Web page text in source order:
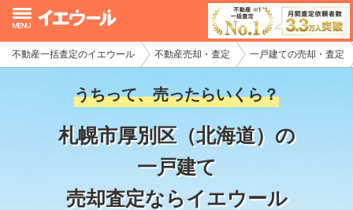
不動産一括査定のイエウール 不動産売却・査定 一戸建ての売却・査定
うちって、売ったらいくら？
札幌市厚別区（北海道）の
一戸建て
売却査定ならイエウール
イエウール加盟希望の不動産会社様
初めての方へ
不動産売却の流れ